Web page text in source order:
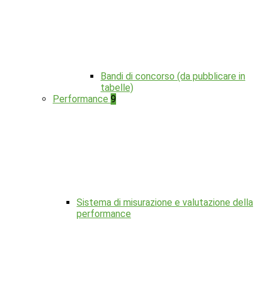
Bandi di concorso (da pubblicare in
tabelle)
Performance 9
Sistema di misurazione e valutazione della
performance